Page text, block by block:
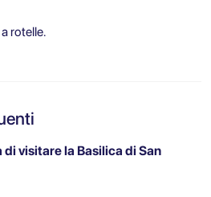
rotelle.
visitare la Basilica di San